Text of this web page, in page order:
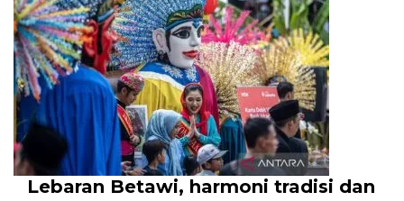
Lebaran Betawi, harmoni tradisi dan